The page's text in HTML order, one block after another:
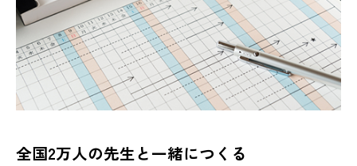
全国2万人の先生と一緒につくる